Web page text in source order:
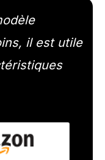
il est utile